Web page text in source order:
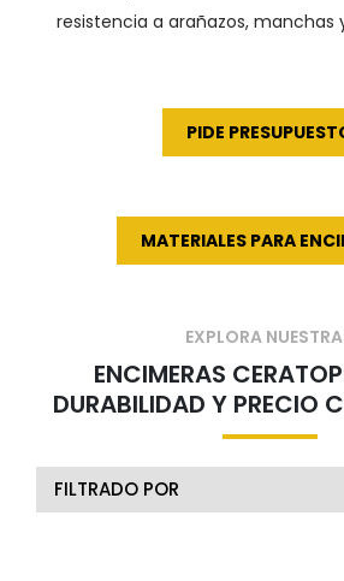
resistencia a arañazos, manchas
o
sus características, esta solución
una combinación única de
PIDE
MATERIALES PARA
EXPLORA
ENCIMERAS
DURABILIDAD Y PRECIO
FILTRADO POR